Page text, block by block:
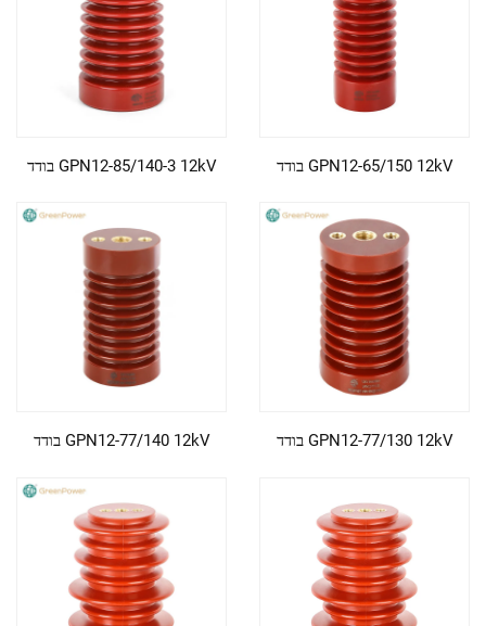
GPN12-65/150 12kV בודד GPN12-85/140-3 12kV בודד
GPN12-77/130 12kV בודד GPN12-77/140 12kV בודד